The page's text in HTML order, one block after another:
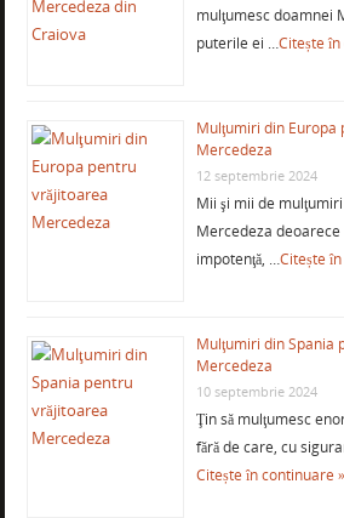
mulţumesc doamnei
puterile ei …Citește
Mulţumiri din Europa
Mercedeza
12 septembrie 2024
Mii şi mii de
Mercedeza
impotenţă, …Citește
Mulţumiri din Spania
Mercedeza
10 septembrie 2024
Ţin să mulţumesc
fără de care, cu
Citește în continuare »